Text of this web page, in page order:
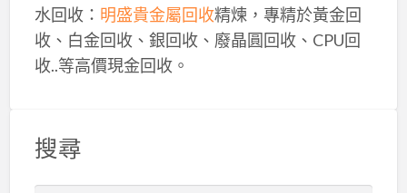
水回收： 明盛貴金屬回收精煉，專精於黃金回
收、白金回收、銀回收、廢晶圓回收、CPU回
收..等高價現金回收。
搜尋